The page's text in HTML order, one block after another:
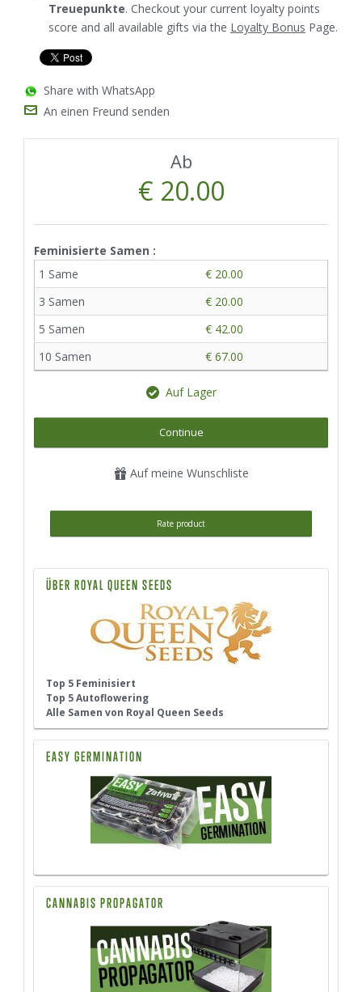
Treuepunkte. Checkout your current loyalty points
score and all available gifts via the Loyalty Bonus Page.
Share with WhatsApp
An einen Freund senden
Ab
€ 20.00
Feminisierte Samen :
1 Same
€ 20.00
3 Samen
€ 20.00
5 Samen
€ 42.00
10 Samen
€ 67.00
Auf Lager
Continue
Auf meine Wunschliste
Rate product
ÜBER ROYAL QUEEN SEEDS
Top 5 Feminisiert
Top 5 Autoflowering
Alle Samen von Royal Queen Seeds
EASY GERMINATION
CANNABIS PROPAGATOR